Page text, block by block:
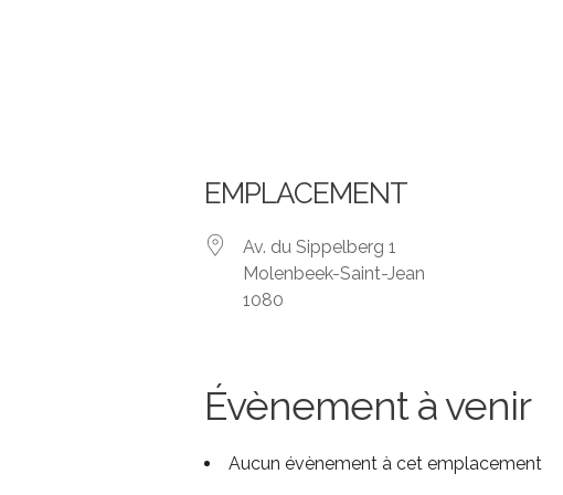
EMPLACEMENT
Av. du Sippelberg 1
Molenbeek-Saint-Jean
1080
Évènement à venir
Aucun évènement à cet emplacement